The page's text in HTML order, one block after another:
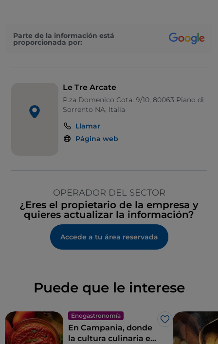
Parte de la información está
proporcionada por:
Le Tre Arcate
P.za Domenico Cota, 9/10, 80063 Piano di
Sorrento NA, Italia
Llamar
Página web
OPERADOR DEL SECTOR
¿Eres el propietario de la empresa y
quieres actualizar la información?
Accede a tu área reservada
Puede que le interese
Enogastronomía
Me gusta
En Campania, donde
la cultura culinaria es